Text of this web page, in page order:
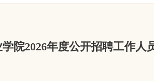
院2026年度公开招聘工作人